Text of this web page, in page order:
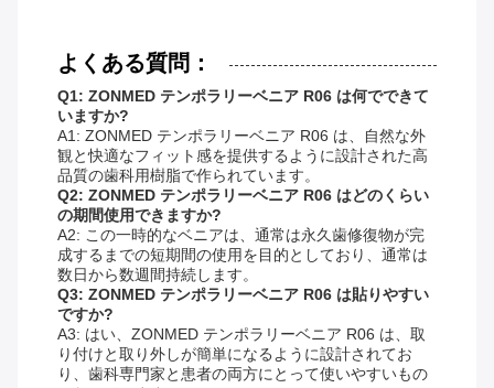
よくある質問：
Q1: ZONMED テンポラリーベニア R06 は何でできて
いますか?
A1: ZONMED テンポラリーベニア R06 は、自然な外
観と快適なフィット感を提供するように設計された高
品質の歯科用樹脂で作られています。
Q2: ZONMED テンポラリーベニア R06 はどのくらい
の期間使用できますか?
A2: この一時的なベニアは、通常は永久歯修復物が完
成するまでの短期間の使用を目的としており、通常は
数日から数週間持続します。
Q3: ZONMED テンポラリーベニア R06 は貼りやすい
ですか?
A3: はい、ZONMED テンポラリーベニア R06 は、取
り付けと取り外しが簡単になるように設計されてお
り、歯科専門家と患者の両方にとって使いやすいもの